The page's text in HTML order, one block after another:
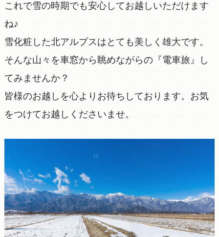
これで雪の時期でも安心してお越しいただけます
ね♪
雪化粧した北アルプスはとても美しく雄大です。
そんな山々を車窓から眺めながらの『電車旅』し
てみませんか？
皆様のお越しを心よりお待ちしております。お気
をつけてお越しくださいませ。